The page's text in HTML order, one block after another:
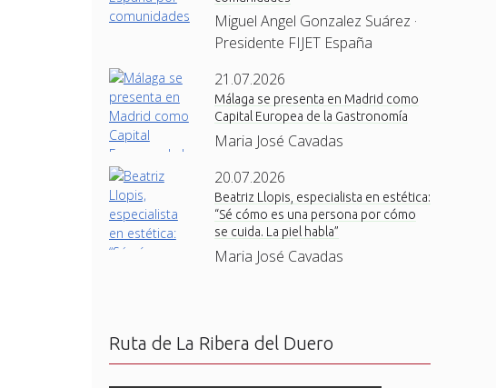
Miguel Angel Gonzalez Suárez ·
Presidente FIJET España
21.07.2026
Málaga se presenta en Madrid como
Capital Europea de la Gastronomía
Maria José Cavadas
20.07.2026
Beatriz Llopis, especialista en estética:
“Sé cómo es una persona por cómo
se cuida. La piel habla”
Maria José Cavadas
Ruta de La Ribera del Duero